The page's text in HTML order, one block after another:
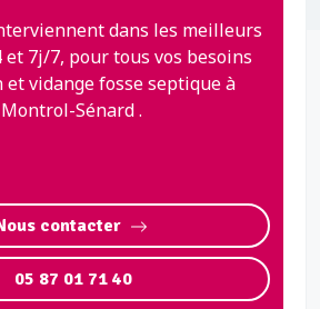
dans les meilleurs
et 7j/7, pour tous vos besoins
et vidange fosse septique à
Montrol-Sénard .
contacter
05 87 01 71 40